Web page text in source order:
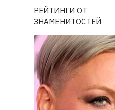
РЕЙТИНГИ ОТ
ЗНАМЕНИТОСТЕЙ